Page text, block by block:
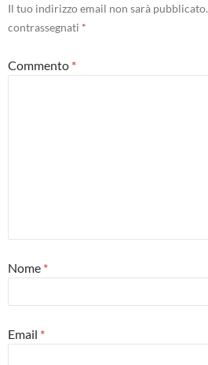
Il tuo indirizzo email non sarà pubblicato.
contrassegnati *
Commento *
Nome *
Email *